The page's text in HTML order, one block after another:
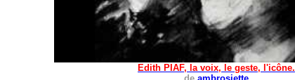
Edith PIAF, la voix, le geste, l'icône.